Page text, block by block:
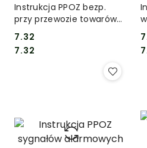
Instrukcja PPOZ bezp.
przy przewozie towarów
niebezpiecznych
Cena:
7.32
Cena:
7.32